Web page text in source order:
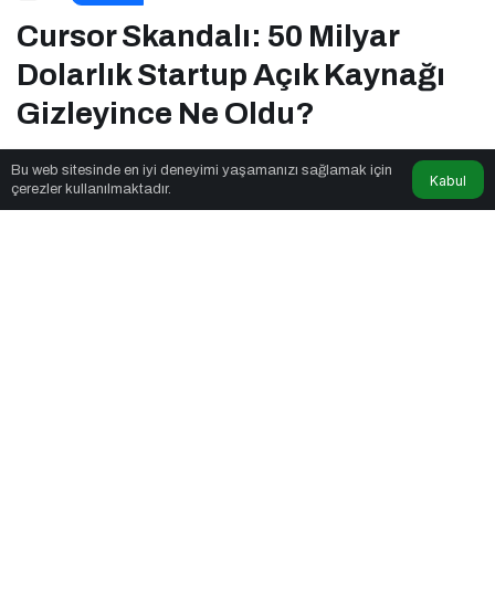
Cursor Skandalı: 50 Milyar
Dolarlık Startup Açık Kaynağı
Gizleyince Ne Oldu?
Haberler6tarafından yayınlandı
Bu web sitesinde en iyi deneyimi yaşamanızı sağlamak için
çerezler kullanılmaktadır.
Kabul